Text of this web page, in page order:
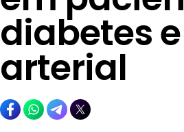
diabetes
arterial